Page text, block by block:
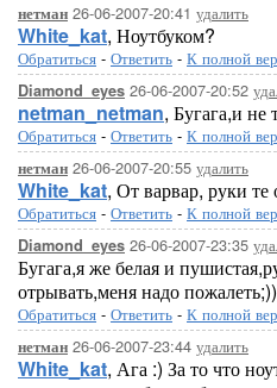
нетман 26-06-2007-20:41 удалить
White_kat, Ноутбуком?
Обратиться - Ответить - К полной
Diamond_eyes 26-06-2007-20:52
netman_netman, Бугага,и не
Обратиться - Ответить - К полной
нетман 26-06-2007-20:55 удалить
White_kat, От варвар, руки те
Обратиться - Ответить - К полной
Diamond_eyes 26-06-2007-23:35
Бугага,я же белая и
отрывать,меня надо
Обратиться - Ответить - К полной
нетман 26-06-2007-23:44 удалить
White_kat, Ага :) За то что